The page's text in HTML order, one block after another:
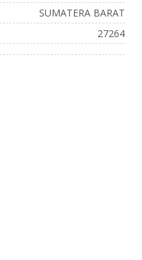
SUMATERA BARAT
27264